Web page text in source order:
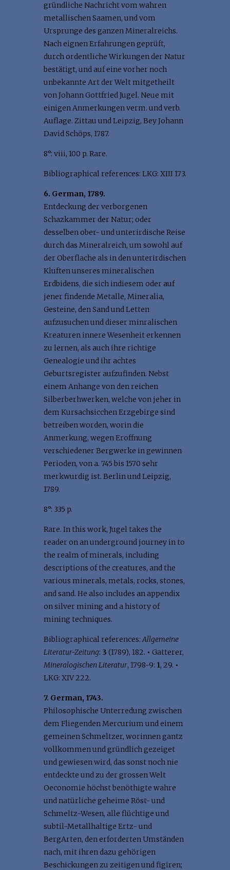
gründliche Nachricht vom wahren
metallischen Saamen, und vom
Ursprunge des ganzen Mineralreichs.
Nach eignen Erfahrungen geprüft,
durch ordentliche Wirkungen der Natur
bestätigt, und auf eine vorher noch
unbekannte Art der Welt mitgetheilt
von Johann Gottfried Jugel. Neue mit
einigen Anmerkungen verm. und verb.
Auflage. Zittau und Leipzig, Bey Johann
David Schöps, 1787.
8°: viii, 100 p. Rare.
Bibliographical references: LKG: XIII 173.
6. German, 1789.
Entdeckung der verborgenen
Schazkammer der Natur; oder
desselben ober- und unterirdische Reise
durch das Mineralreich, um sowohl auf
der Oberflache als in den unterirdischen
Kluften unseres mineralischen
Erdbidens, die sich indiesem oder auf
jener findende Metalle, Mineralia,
Gesteine, den Sand und Letten
aufzusuchen und dieser minralischen
Kreaturen innere Wesenheit erkennen
zu lernen, als auch ihre richtige
Genealogie und ihr achtes
Geburtsregister aufzufinden. Nebst
einem Anhange von den reichen
Silberberhwerken, welche von jeher in
dem Kursachsicchen Erzgebirge sind
betreiben worden, worin die
Anmerkung, wegen Eroffnung
verschiedener Bergwerke in gewinnen
Perioden, von a. 745 bis 1570 sehr
merkwurdig ist. Berlin und Leipzig,
1789.
8°: 335 p.
Rare. In this work, Jugel takes the
reader on an underground journey in to
the realm of minerals, including
descriptions of the creatures, and the
various minerals, metals, rocks, stones,
and sand. He also includes an appendix
on silver mining and a history of
mining techniques.
Bibliographical references:Allgemeine
Literatur-Zeitung: 3 (1789), 182. • Gatterer,
Mineralogischen Literatur, 1798-9: 1, 29. •
LKG: XIV 222.
7. German, 1743.
Philosophische Unterredung zwischen
dem Fliegenden Mercurium und einem
gemeinen Schmeltzer, worinnen gantz
vollkommen und gründlich gezeiget
und gewiesen wird, das sonst noch nie
entdeckte und zu der grossen Welt
Oeconomie höchst benöthigte wahre
und natürliche geheime Röst- und
Schmeltz-Wesen, alle flüchtige und
subtil-Metallhaltige Ertz- und
BergArten, den erforderten Umständen
nach, mit ihren dazu gehörigen
Beschickungen zu zeitigen und figiren;